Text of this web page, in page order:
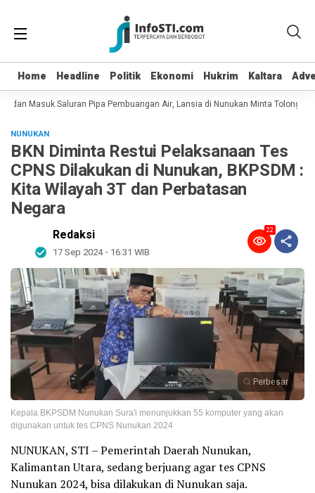
Home Headline Politik Ekonomi Hukrim Kaltara
Home Headline Politik Ekonomi Hukrim Kaltara
Masuk Saluran Pipa Pembuangan Air, Lansia di Nunukan Minta Tolong
NUNUKAN
BKN Diminta Restui Pelaksanaan Tes
CPNS Dilakukan di Nunukan, BKPSDM :
Kita Wilayah 3T dan Perbatasan
Negara
Redaksi
17 Sep 2024 - 16:31 WIB
22
Perbesar
Kepala BKPSDM Nunukan Sura'i menunjukkan 55 komputer yang akan
digunakan untuk tes CPNS Nunukan 2024
NUNUKAN, STI – Pemerintah Daerah Nunukan,
Kalimantan Utara, sedang berjuang agar tes CPNS
Nunukan 2024, bisa dilakukan di Nunukan saja.